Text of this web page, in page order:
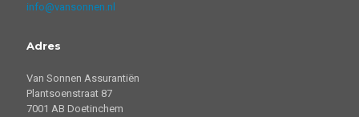
info@vansonnen.nl
Adres
Van Sonnen Assurantiën
Plantsoenstraat 87
7001 AB Doetinchem